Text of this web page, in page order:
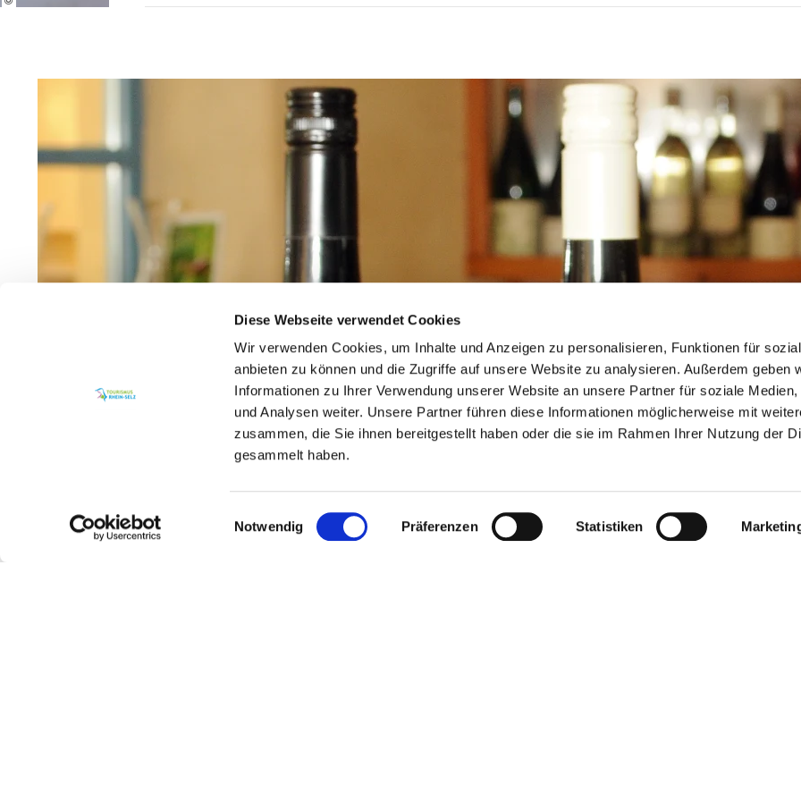
Diese Webseite verwendet Cookies
Wir verwenden Cookies, um Inhalte und Anzeigen zu personalisieren, Funktionen für
anbieten zu können und die Zugriffe auf unsere Website zu analysieren. Außerdem geben
Informationen zu Ihrer Verwendung unserer Website an unsere Partner für soziale Medien,
und Analysen weiter. Unsere Partner führen diese Informationen möglicherweise mit
zusammen, die Sie ihnen bereitgestellt haben oder die sie im Rahmen Ihrer Nutzung der
gesammelt haben.
Einwilligungsauswahl
Notwendig Präferenzen Statistiken